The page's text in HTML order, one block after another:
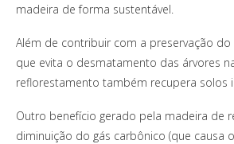
madeira de forma sustentável.
Além de contribuir com a preservação
que evita o desmatamento das árvores
reflorestamento também recupera solos
Outro benefício gerado pela madeira de
diminuição do gás carbônico (que causa